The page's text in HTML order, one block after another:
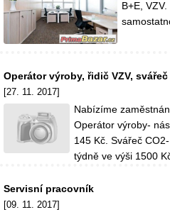
B+E,
Operátor výroby, řidič VZV, svářeč
[27. 11. 2017]
Nabízíme
Operátor výroby-
145 Kč. Svářeč
týdně ve výši 1500
Servisní pracovník
[09. 11. 2017]